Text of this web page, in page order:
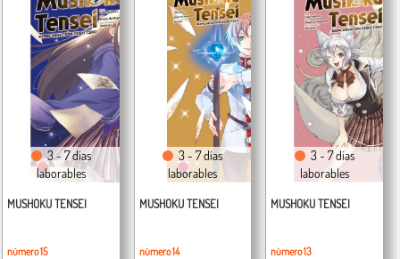
3 - 7 días
laborables
MUSHOKU TENSEI
número 15
3 - 7 días
laborables
MUSHOKU TENSEI
número 14
3 - 7 días
laborables
MUSHOKU TENSEI
número 13